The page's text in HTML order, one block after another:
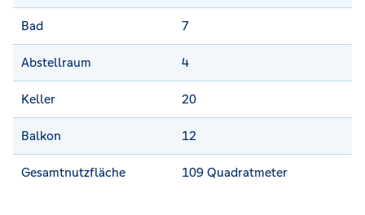
Bad 7
Abstellraum 4
Keller 20
Balkon 12
Gesamtnutzfläche 109 Quadratmeter